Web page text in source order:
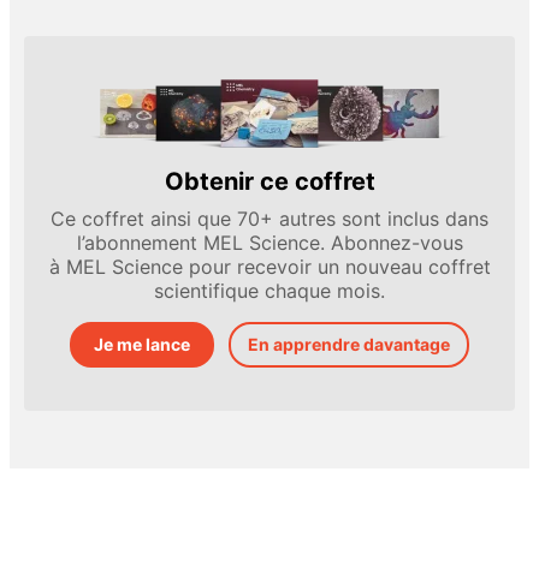
Obtenir ce coffret
Ce coffret ainsi que 70+ autres sont inclus dans
l’abonnement MEL Science. Abonnez-vous
à MEL Science pour recevoir un nouveau coffret
scientifique chaque mois.
Je me lance En apprendre davantage